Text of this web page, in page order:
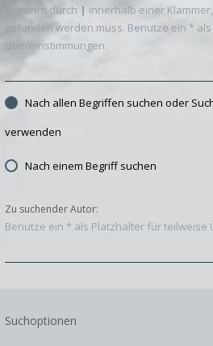
getrennt durch | innerhalb einer
gefunden werden muss. Benutze ein *
Übereinstimmungen.
Nach allen Begriffen suchen oder
verwenden
Nach einem Begriff suchen
Zu suchender Autor:
Benutze ein * als Platzhalter für teilweise
Suchoptionen